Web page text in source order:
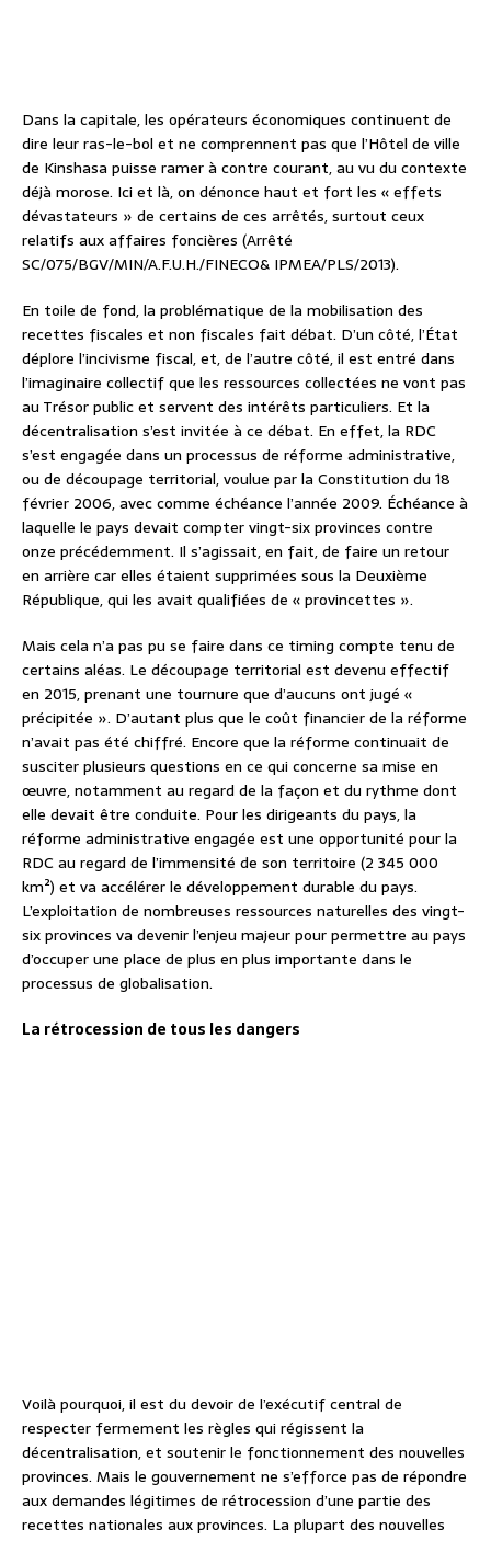
Dans la capitale, les opérateurs économiques continuent de
dire leur ras-le-bol et ne comprennent pas que l’Hôtel de ville
de Kinshasa puisse ramer à contre courant, au vu du contexte
déjà morose. Ici et là, on dénonce haut et fort les « effets
dévastateurs » de certains de ces arrêtés, surtout ceux
relatifs aux affaires foncières (Arrêté
SC/075/BGV/MIN/A.F.U.H./FINECO& IPMEA/PLS/2013).
En toile de fond, la problématique de la mobilisation des
recettes fiscales et non fiscales fait débat. D’un côté, l’État
déplore l’incivisme fiscal, et, de l’autre côté, il est entré dans
l’imaginaire collectif que les ressources collectées ne vont pas
au Trésor public et servent des intérêts particuliers. Et la
décentralisation s’est invitée à ce débat. En effet, la RDC
s’est engagée dans un processus de réforme administrative,
ou de découpage territorial, voulue par la Constitution du 18
février 2006, avec comme échéance l’année 2009. Échéance à
laquelle le pays devait compter vingt-six provinces contre
onze précédemment. Il s’agissait, en fait, de faire un retour
en arrière car elles étaient supprimées sous la Deuxième
République, qui les avait qualifiées de « provincettes ».
Mais cela n’a pas pu se faire dans ce timing compte tenu de
certains aléas. Le découpage territorial est devenu effectif
en 2015, prenant une tournure que d’aucuns ont jugé «
précipitée ». D’autant plus que le coût financier de la réforme
n’avait pas été chiffré. Encore que la réforme continuait de
susciter plusieurs questions en ce qui concerne sa mise en
œuvre, notamment au regard de la façon et du rythme dont
elle devait être conduite. Pour les dirigeants du pays, la
réforme administrative engagée est une opportunité pour la
RDC au regard de l’immensité de son territoire (2 345 000
km²) et va accélérer le développement durable du pays.
L’exploitation de nombreuses ressources naturelles des vingt-
six provinces va devenir l’enjeu majeur pour permettre au pays
d’occuper une place de plus en plus importante dans le
processus de globalisation.
La rétrocession de tous les dangers
Voilà pourquoi, il est du devoir de l’exécutif central de
respecter fermement les règles qui régissent la
décentralisation, et soutenir le fonctionnement des nouvelles
provinces. Mais le gouvernement ne s’efforce pas de répondre
aux demandes légitimes de rétrocession d’une partie des
recettes nationales aux provinces. La plupart des nouvelles